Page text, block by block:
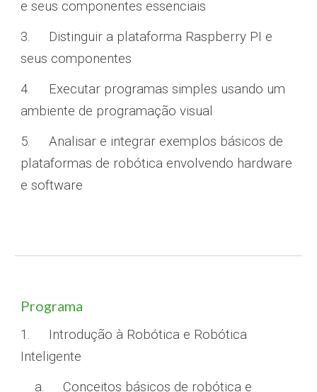
e seus componentes essenciais
3.
Distinguir a plataforma Raspberry PI e
seus componentes
4.
Executar programas simples usando um
ambiente de programação visual
5.
Analisar e integrar exemplos básicos de
plataformas de robótica envolvendo hardware
e software
Programa
1.
Introdução à Robótica e Robótica
Inteligente
a.
Conceitos básicos de robótica e